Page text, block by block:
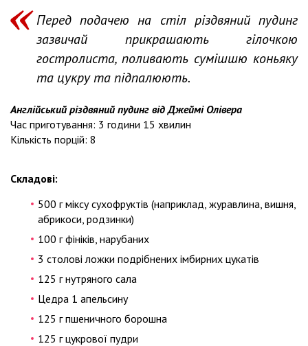
Перед подачею на стіл різдвяний пудинг
зазвичай прикрашають гілочкою
гостролиста, поливають сумішшю коньяку
та цукру та підпалюють.
Англійський різдвяний пудинг від Джеймі Олівера
Час приготування: 3 години 15 хвилин
Кількість порцій: 8
Складові:
500 г міксу сухофруктів (наприклад, журавлина, вишня,
абрикоси, родзинки)
100 г фініків, нарубаних
3 столові ложки подрібнених імбирних цукатів
125 г нутряного сала
Цедра 1 апельсину
125 г пшеничного борошна
125 г цукрової пудри